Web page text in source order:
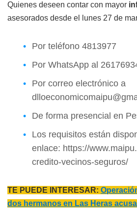
Quienes deseen contar con mayor
asesorados desde el lunes 27 de
Por teléfono 4813977
Por WhatsApp al
Por correo electrónico a
De forma presencial en
Los requisitos están
enlace: https://
credito-vecinos-seguros/
TE PUEDE INTERESAR:
dos hermanos en Las Heras